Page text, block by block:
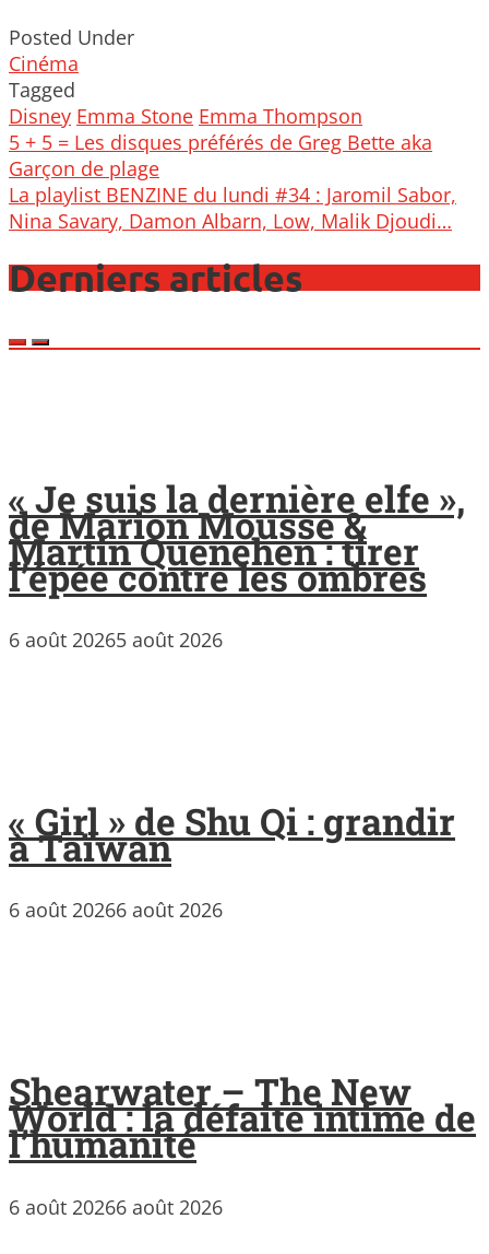
Posted Under
Cinéma
Tagged
Disney Emma Stone Emma Thompson
Post
navigation
5 + 5 = Les disques préférés de Greg Bette aka
Garçon de plage
La playlist BENZINE du lundi #34 : Jaromil Sabor,
Nina Savary, Damon Albarn, Low, Malik Djoudi…
Derniers articles
« Je suis la dernière elfe »,
de Marion Mousse &
Martin Quenehen : tirer
l’épée contre les ombres
6 août 20265 août 2026
« Girl » de Shu Qi : grandir
à Taïwan
6 août 20266 août 2026
Shearwater – The New
World : la défaite intime de
l’humanité
6 août 20266 août 2026